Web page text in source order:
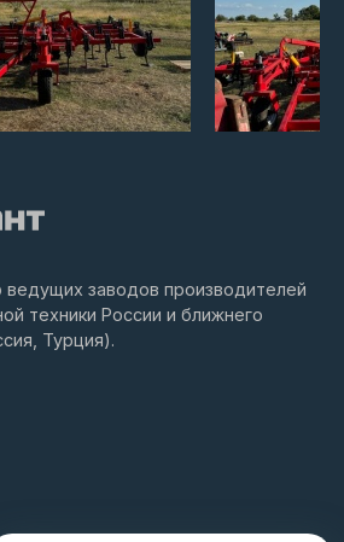
заводов производителей
техники России и ближнего
Турция).